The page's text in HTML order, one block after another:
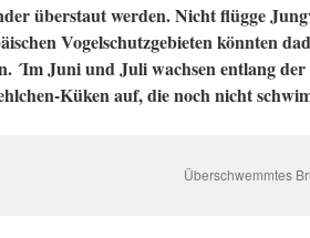
überstaut werden. Nicht flügge
Vogelschutzgebieten könnten
´Im Juni und Juli wachsen entlang
Küken auf, die noch nicht
Überschwemmtes